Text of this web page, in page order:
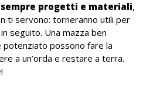
progetti e materiali,
ti servono: torneranno utili per
seguito. Una mazza ben
potenziato possono fare la
a un’orda e restare a terra.